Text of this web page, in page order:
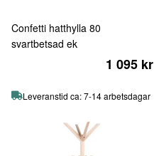
Confetti hatthylla 80
svartbetsad ek
1 095 kr
Leveranstid ca: 7-14 arbetsdagar